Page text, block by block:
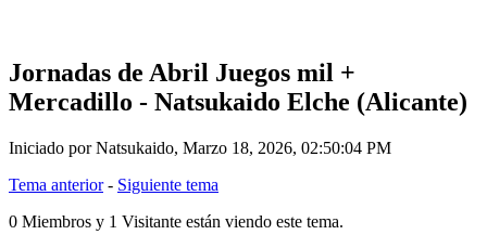
Jornadas de Abril Juegos mil +
Mercadillo - Natsukaido Elche (Alicante)
Iniciado por Natsukaido, Marzo 18, 2026, 02:50:04 PM
Tema anterior- Siguiente tema
0 Miembros y 1 Visitante están viendo este tema.